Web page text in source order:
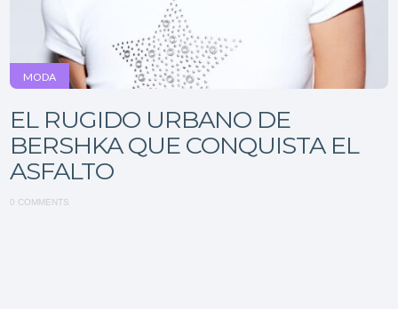
MODA
EL RUGIDO URBANO DE
BERSHKA QUE CONQUISTA EL
ASFALTO
0 COMMENTS